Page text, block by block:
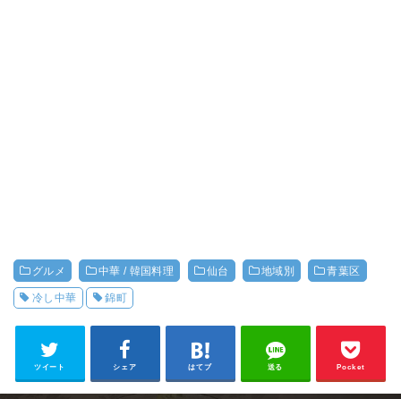
グルメ 中華 / 韓国料理 仙台 地域別 青葉区
冷し中華 錦町
ツイート シェア はてブ 送る Pocket